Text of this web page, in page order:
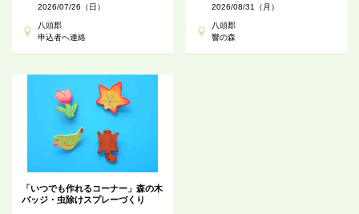
2026/07/26（日）
八頭郡
申込者へ連絡
2026/08/31（月）
八頭郡
響の森
「いつでも作れるコーナー」森の木
バッジ・虫除けスプレーづくり